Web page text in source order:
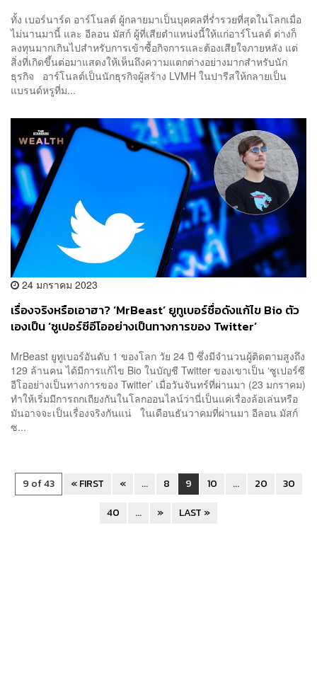
ทั้ง เบอร์นาร์ด อาร์โนลต์ ผู้กลายมาเป็นบุคคลที่รํ่ารวยที่สุดในโลกเมื่อ
ไม่นานมานี้ และ อีลอน มัสก์ ผู้ที่เสียตำแหน่งนี้ให้แก่อาร์โนลต์ ต่างก็
ลงทุนมากเกินไปสำหรับการเข้าซื้อกิจการและต้องเสียใจภายหลัง แต่
สิ่งที่เกิดขึ้นต่อมาแสดงให้เห็นถึงความแตกต่างอย่างมากสำหรับนัก
ธุรกิจ อาร์โนลต์เป็นนักธุรกิจผู้สร้าง LVMH ในปารีสให้กลายเป็น
แบรนด์หรูที่ม...
24 มกราคม 2023
เรื่องจริงหรือเอาฮา? ‘MrBeast’ ยูทูเบอร์ชื่อดังแก้ไข Bio ตัว
เองเป็น ‘ซูเปอร์ซีอีโออย่างเป็นทางการของ Twitter’
MrBeast ยูทูเบอร์อันดับ 1 ของโลก วัย 24 ปี ซึ่งมีจำนวนผู้ติดตามสูงถึง
129 ล้านคน ได้มีการแก้ไข Bio ในบัญชี Twitter ของเขาเป็น ‘ซูเปอร์ซี
อีโออย่างเป็นทางการของ Twitter’ เมื่อวันจันทร์ที่ผ่านมา (23 มกราคม)
ทำให้เริ่มมีการถกเถียงกันในโลกออนไลน์ว่านี่เป็นแค่เรื่องล้อเล่นหรือ
มันอาจจะเป็นเรื่องจริงกันแน่ ในเดือนธันวาคมที่ผ่านมา อีลอน มัสก์
ซ...
9 of 43 « FIRST « ... 8 9 10 ... 20
30
40
... » LAST »